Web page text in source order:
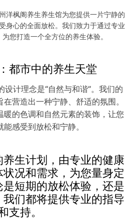
解疲劳。足疗不仅能够放松您的双
帮助您恢复整体的活力。
洋枫阁养生养生馆为您提供一片宁静的
身心的全面放松。我们致力于通过专业
您打造一个全方位的养生体验。
都市中的养生天堂
计理念是“自然与和谐”。我们的
营造出一种宁静、舒适的氛围。
暖的色调和自然元素的装饰，让您
感受到放松和宁静。
生计划，由专业的健康
况和需求，为您量身定
短期的放松体验，还是
们都将提供专业的指导
支持。